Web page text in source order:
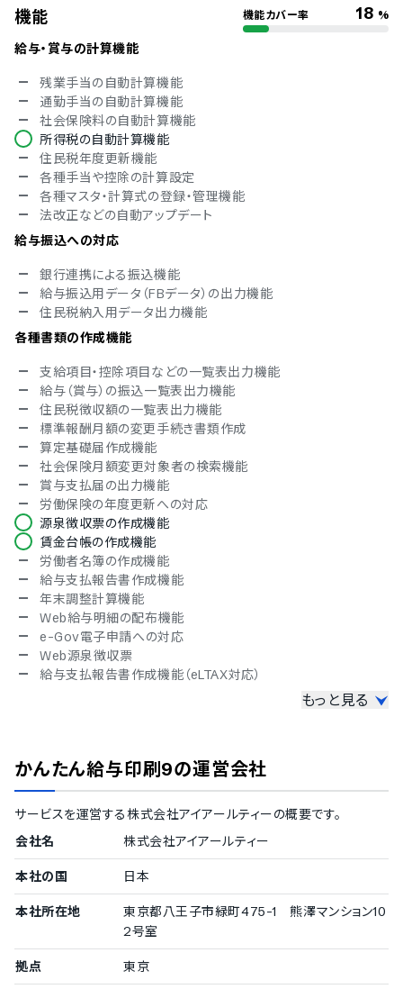
IP制限
二要素認証・二段階認証
シングルサインオン
TRUSTe
ISO 9001（品質マネジメント）
ISO/IEC 27017（クラウドサービスセキュリティ）
対応言語
中国語
英語
スペイン語
タイ語
機能 機能カバー率 18 %
給与・賞与の計算機能
残業手当の自動計算機能
通勤手当の自動計算機能
社会保険料の自動計算機能
所得税の自動計算機能
住民税年度更新機能
各種手当や控除の計算設定
各種マスタ・計算式の登録・管理機能
法改正などの自動アップデート
給与振込への対応
銀行連携による振込機能
給与振込用データ（FBデータ）の出力機能
住民税納入用データ出力機能
各種書類の作成機能
支給項目・控除項目などの一覧表出力機能
給与（賞与）の振込一覧表出力機能
住民税徴収額の一覧表出力機能
標準報酬月額の変更手続き書類作成
算定基礎届作成機能
社会保険月額変更対象者の検索機能
賞与支払届の出力機能
労働保険の年度更新への対応
源泉徴収票の作成機能
賃金台帳の作成機能
労働者名簿の作成機能
給与支払報告書作成機能
年末調整計算機能
Web給与明細の配布機能
e-Gov電子申請への対応
Web源泉徴収票
給与支払報告書作成機能（eLTAX対応）
時給制
人事情報の管理機能
途中入社・退職者の表示アシスト機能
退職金の管理機能
ユーザー管理機能
管理者権限・ユーザー権限の管理機能
タスク管理機能
もっと見る
かんたん給与印刷9の運営会社
サービスを運営する株式会社アイアールティーの概要です。
会社名
株式会社アイアールティー
本社の国 日本
本社所在地
東京都八王子市緑町475-1 熊澤マンション10
2号室
拠点 東京